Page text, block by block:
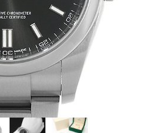
ウブロ カルティエ